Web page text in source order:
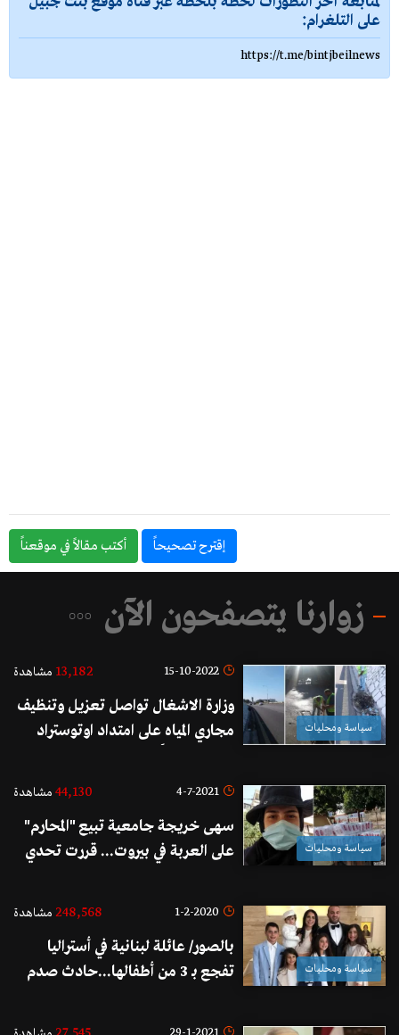
على التلغرام:
https://t.me/bintjbeilnews
إقترح تصحيحاً أكتب مقالاً في موقعناً
زوارنا يتصفحون الآن
سياسة ومحليات
15-10-2022
13,182 مشاهدة
وزارة الاشغال تواصل تعزيل وتنظيف
مجاري المياه على امتداد اوتوستراد
"أهلنا مساندتكم لتلك الفرق تتمثل
سياسة ومحليات
4-7-2021
44,130 مشاهدة
سهى خريجة جامعية تبيع "المحارم"
على العربة في بيروت... قررت تحدي
مش عيب والشارع ليس حكراً على
سياسة ومحليات
1-2-2020
248,568 مشاهدة
بالصور/ عائلة لبنانية في أستراليا
تفجع بـ 3 من أطفالها...حادث صدم